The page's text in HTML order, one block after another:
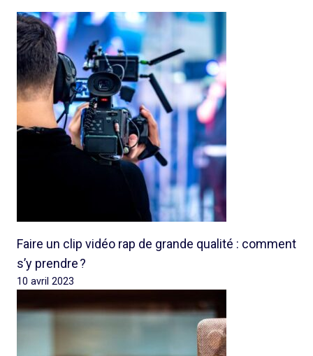
Faire un clip vidéo rap de grande qualité : comment
s’y prendre ?
10 avril 2023